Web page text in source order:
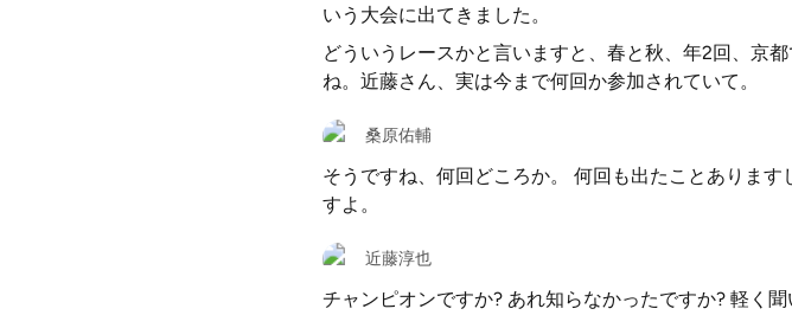
いう大会に出てきました。
どういうレースかと言いますと、春と秋、年2回、京
ね。近藤さん、実は今まで何回か参加されていて。
桑原佑輔
そうですね、何回どころか。 何回も出たことありま
すよ。
近藤淳也
チャンピオンですか? あれ知らなかったですか? 軽く聞